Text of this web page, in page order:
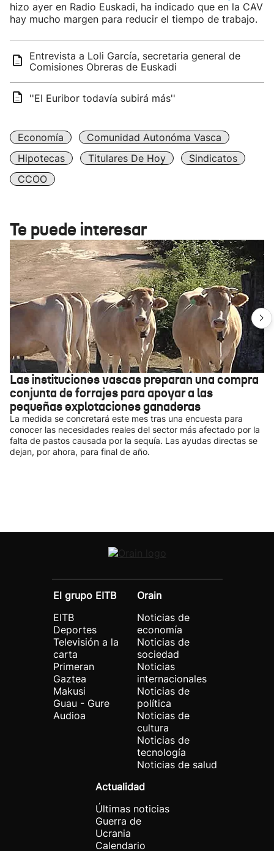
hizo ayer en Radio Euskadi, ha indicado que en la CAV
hay mucho margen para reducir el tiempo de trabajo.
Entrevista a Loli García, secretaria general de
Comisiones Obreras de Euskadi
''El Euribor todavía subirá más''
Economía
Comunidad Autonóma Vasca
Hipotecas
Titulares De Hoy
Sindicatos
CCOO
Te puede interesar
Las instituciones vascas preparan una compra
conjunta de forrajes para apoyar a las
pequeñas explotaciones ganaderas
La medida se concretará este mes tras una encuesta para
conocer las necesidades reales del sector más afectado por la
falta de pastos causada por la sequía. Las ayudas directas se
dejan, por ahora, para final de año.
El grupo EITB
EITB
Deportes
Televisión a la
carta
Primeran
Gaztea
Makusi
Guau - Gure
Audioa
Orain
Noticias de
economía
Noticias de
sociedad
Noticias
internacionales
Noticias de
política
Noticias de
cultura
Noticias de
tecnología
Noticias de salud
Actualidad
Últimas noticias
Guerra de
Ucrania
Calendario